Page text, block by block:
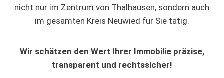
nicht nur im Zentrum von Thalhausen, sondern auch
im gesamten Kreis Neuwied für Sie tätig.
Wir schätzen den Wert Ihrer Immobilie präzise,
transparent und rechtssicher!